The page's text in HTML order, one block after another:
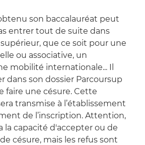
son baccalauréat peut
entrer tout de suite dans
que ce soit pour une
ou associative, un
mobilité internationale... Il
dans son dossier Parcoursup
faire une césure. Cette
transmise à l’établissement
de l’inscription. Attention,
la capacité d'accepter ou de
césure, mais les refus sont